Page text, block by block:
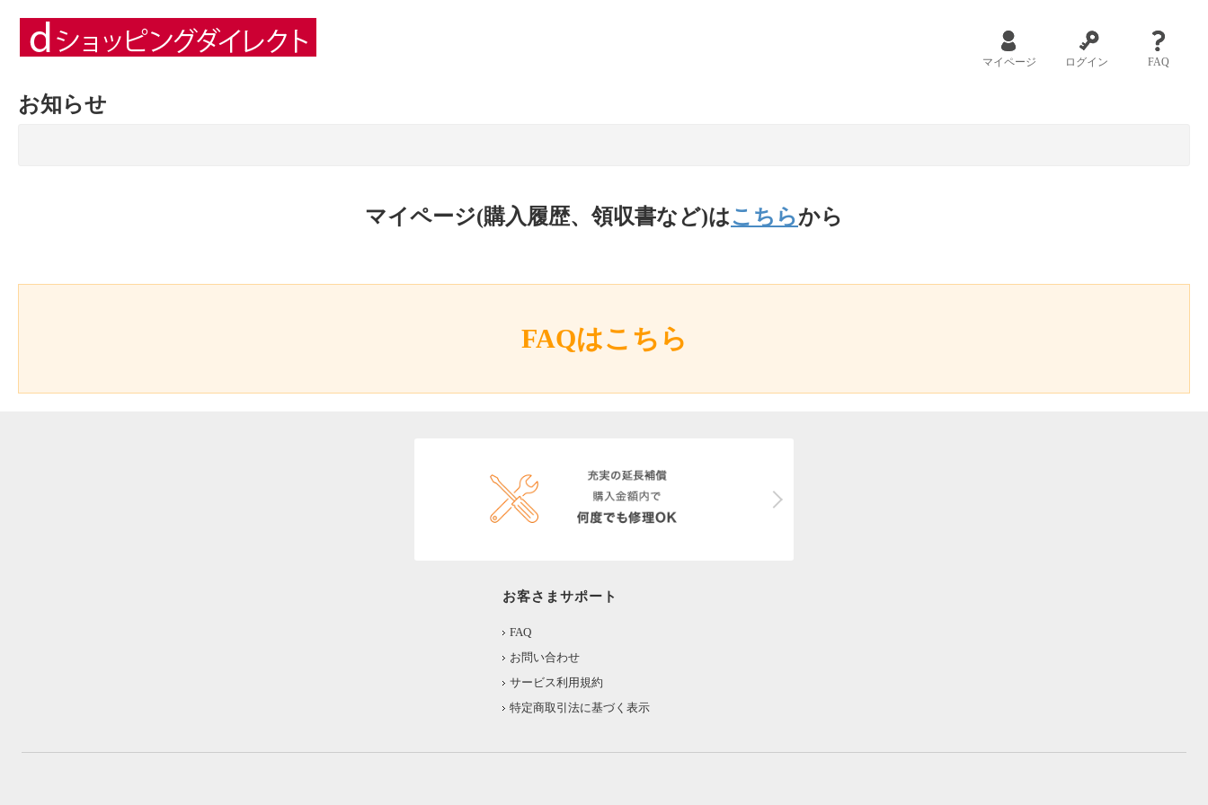
マイページ ログイン FAQ
お知らせ
マイページ(購入履歴、領収書など)はこちらから
FAQはこちら
お客さまサポート
FAQ
お問い合わせ
サービス利用規約
特定商取引法に基づく表示